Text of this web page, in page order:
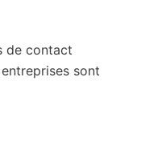
de contact
sont